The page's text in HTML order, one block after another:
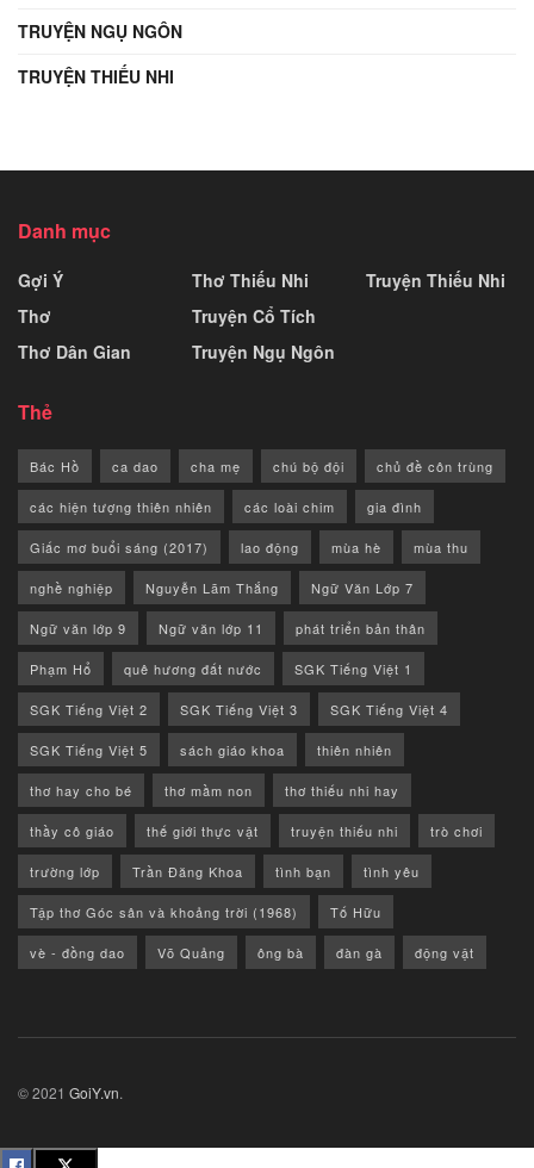
TRUYỆN NGỤ NGÔN
TRUYỆN THIẾU NHI
Danh mục
Gợi Ý
Thơ
Thơ Dân Gian
Thơ Thiếu Nhi
Truyện Cổ Tích
Truyện Ngụ Ngôn
Truyện Thiếu Nhi
Thẻ
Bác Hồ ca dao cha mẹ chú bộ đội chủ đề côn trùng
các hiện tượng thiên nhiên các loài chim gia đình
Giấc mơ buổi sáng (2017) lao động mùa hè mùa thu
nghề nghiệp Nguyễn Lãm Thắng Ngữ Văn Lớp 7
Ngữ văn lớp 9 Ngữ văn lớp 11 phát triển bản thân
Phạm Hổ quê hương đất nước SGK Tiếng Việt 1
SGK Tiếng Việt 2 SGK Tiếng Việt 3 SGK Tiếng Việt 4
SGK Tiếng Việt 5 sách giáo khoa thiên nhiên
thơ hay cho bé thơ mầm non thơ thiếu nhi hay
thầy cô giáo thế giới thực vật truyện thiếu nhi trò chơi
trường lớp Trần Đăng Khoa tình bạn tình yêu
Tập thơ Góc sân và khoảng trời (1968) Tố Hữu
vè - đồng dao Võ Quảng ông bà đàn gà động vật
© 2021 GoiY.vn.